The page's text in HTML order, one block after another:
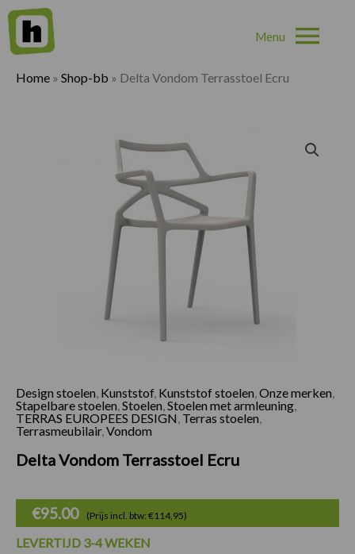
Home » Shop-bb » Delta Vondom Terrasstoel Ecru
Design stoelen Kunststof, Kunststof stoelen Onze merken
Stapelbare stoelen Stoelen Stoelen met armleuning
TERRAS EUROPEES DESIGN Terras stoelen
Terrasmeubilair, Vondom
Delta Vondom Terrasstoel Ecru
€95.00 (Prijs incl. btw: €114,95)
LEVERTIJD 3-4 WEKEN
Delta Vondom